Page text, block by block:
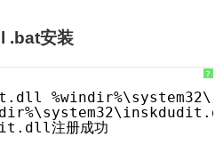
.bat安装
?
%windir%\system32\
注册成功